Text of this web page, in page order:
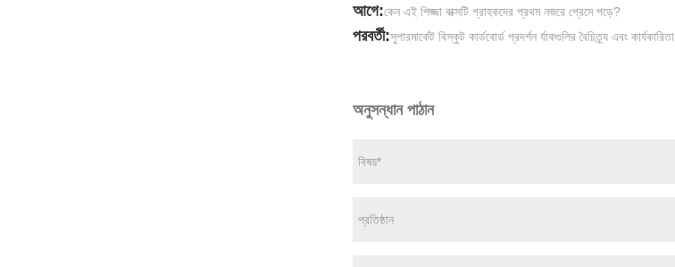
আগে:কেন এই পিজ্জা বাক্সটি গ্রাহকদের প্রথম নজরে প্রেমে পড়ে?
পরবর্তী:সুপারমার্কেট বিস্কুট কার্ডবোর্ড প্রদর্শন র্যাকগুলির বৈচিত্র্য এবং কার্যকারিতা
অনুসন্ধান পাঠান